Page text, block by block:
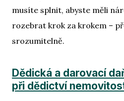
musíte splnit, abyste měli
rozebrat krok za krokem –
srozumitelně.
Dědická a darovací
při dědictví